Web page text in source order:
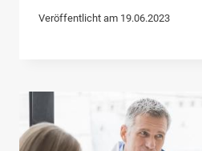
Veröffentlicht am 19.06.2023